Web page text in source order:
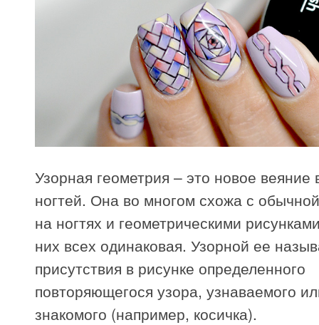
Узорная геометрия – это новое веяние
ногтей. Она во многом схожа с
на ногтях и геометрическими
них всех одинаковая. Узорной ее
присутствия в рисунке определенного
повторяющегося узора, узнаваемого
знакомого (например, косичка).